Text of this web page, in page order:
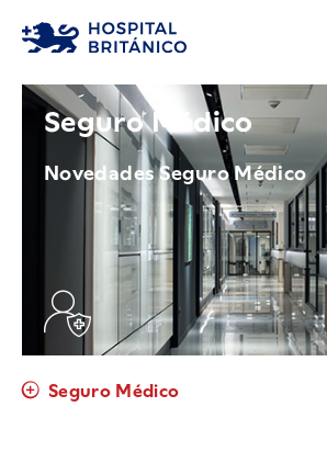
Seguro Médico
Novedades Seguro Médico
Seguro Médico